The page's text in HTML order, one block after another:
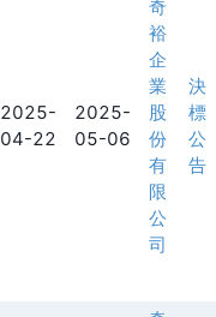
2025-
04-22
2025-
05-06
奇
裕
企
業
股
份
有
限
公
司
決
標
公
告